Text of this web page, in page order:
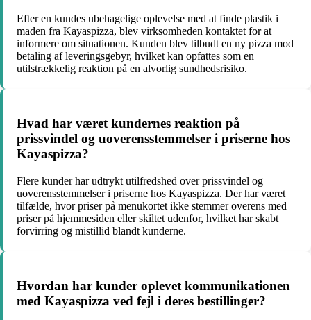
Efter en kundes ubehagelige oplevelse med at finde plastik i
maden fra Kayaspizza, blev virksomheden kontaktet for at
informere om situationen. Kunden blev tilbudt en ny pizza mod
betaling af leveringsgebyr, hvilket kan opfattes som en
utilstrækkelig reaktion på en alvorlig sundhedsrisiko.
Hvad har været kundernes reaktion på
prissvindel og uoverensstemmelser i priserne hos
Kayaspizza?
Flere kunder har udtrykt utilfredshed over prissvindel og
uoverensstemmelser i priserne hos Kayaspizza. Der har været
tilfælde, hvor priser på menukortet ikke stemmer overens med
priser på hjemmesiden eller skiltet udenfor, hvilket har skabt
forvirring og mistillid blandt kunderne.
Hvordan har kunder oplevet kommunikationen
med Kayaspizza ved fejl i deres bestillinger?